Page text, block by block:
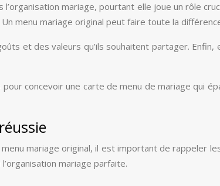
mariage, pourtant elle joue un rôle
menu mariage original peut faire toute la
et des valeurs qu’ils souhaitent partager.
concevoir une carte de menu de mariage
mariage original, il est important de
mariage parfaite.